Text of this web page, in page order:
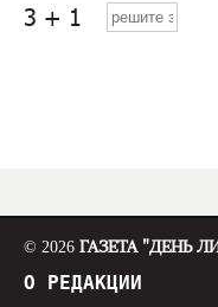
© 2026 ГАЗЕТА "ДЕНЬ
О РЕДАКЦИИ